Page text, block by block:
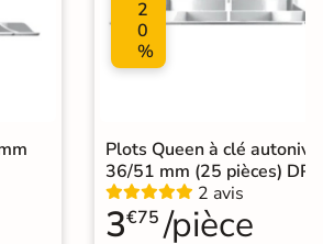
Livraison express|
express
2
0
%
Plots Queen à clé
36/51 mm (25 pièces) DPS
2 avis
3€75 /pièce